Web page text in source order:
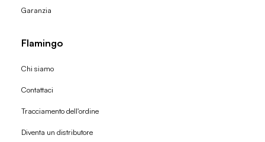
Garanzia
Flamingo
Chi siamo
Contattaci
Tracciamento dell'ordine
Diventa un distributore